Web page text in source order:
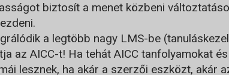
biztosít a menet közbeni
a legtöbb nagy LMS-be
az AICC-t! Ha tehát AICC tanfolyamokat
lesznek, ha akár a szerzői eszközt, akár